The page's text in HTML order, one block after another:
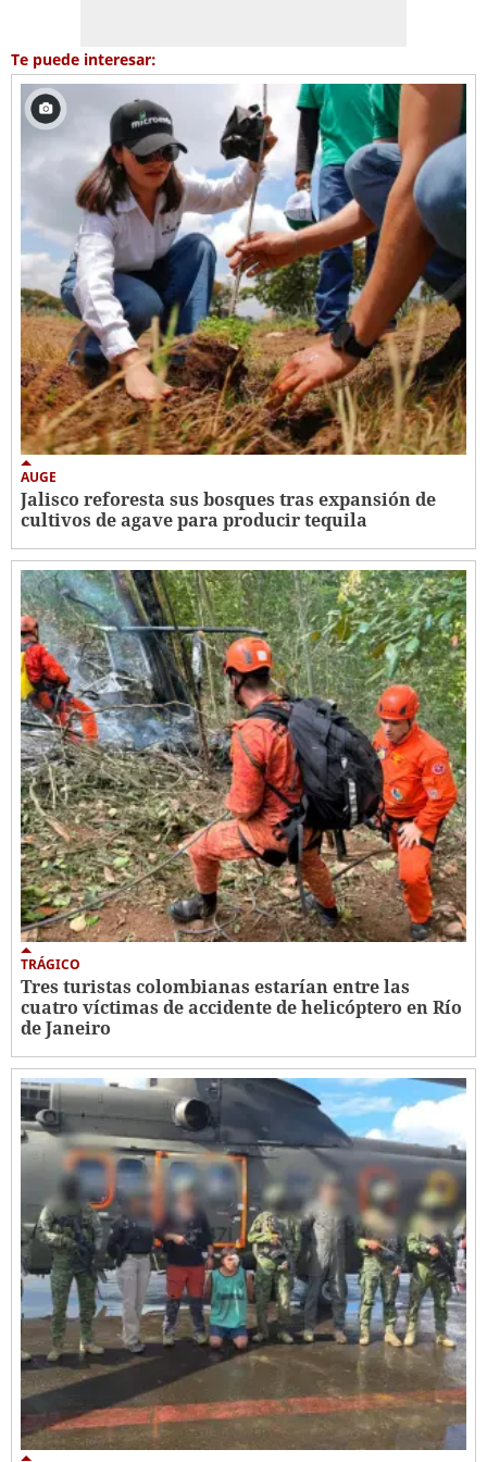
Te puede interesar:
AUGE
Jalisco reforesta sus bosques tras expansión de
cultivos de agave para producir tequila
TRÁGICO
Tres turistas colombianas estarían entre las
cuatro víctimas de accidente de helicóptero en Río
de Janeiro